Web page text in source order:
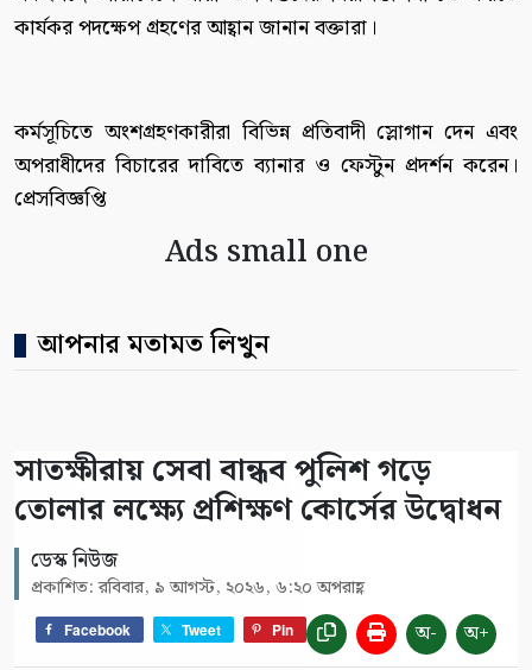
কার্যকর পদক্ষেপ গ্রহণের আহ্বান জানান বক্তারা।
কর্মসূচিতে অংশগ্রহণকারীরা বিভিন্ন প্রতিবাদী স্লোগান দেন এবং
অপরাধীদের বিচারের দাবিতে ব্যানার ও ফেস্টুন প্রদর্শন করেন।
প্রেসবিজ্ঞপ্তি
Ads small one
আপনার মতামত লিখুন
সাতক্ষীরায় সেবা বান্ধব পুলিশ গড়ে
তোলার লক্ষ্যে প্রশিক্ষণ কোর্সের উদ্বোধন
ডেস্ক নিউজ
প্রকাশিত: রবিবার, ৯ আগস্ট, ২০২৬, ৬:২০ অপরাহ্ণ
Facebook Tweet Pin অ- অ+